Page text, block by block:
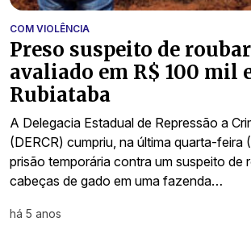
COM VIOLÊNCIA
Preso suspeito de
avaliado em R$ 100 mil
Rubiataba
A Delegacia Estadual de Repressão a
(DERCR) cumpriu, na última quarta-feira
prisão temporária contra um suspeito de
cabeças de gado em uma fazenda…
há 5 anos